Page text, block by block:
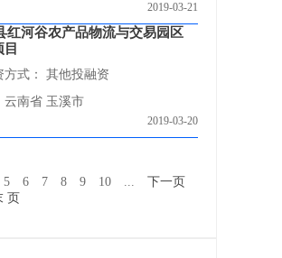
2019-03-21
红河谷农产品物流与交易园区
目
式：
其他投融资
云南省 玉溪市
2019-03-20
5 6 7 8 9 10 ...
下一页
页